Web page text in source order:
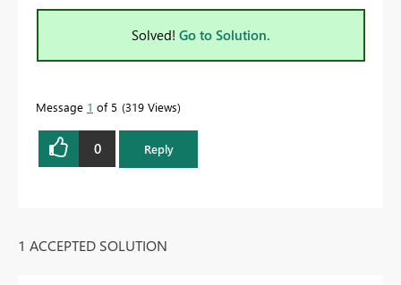
Solved! Go to Solution.
Message 1 of 5 319 Views
0 Reply
1 ACCEPTED SOLUTION